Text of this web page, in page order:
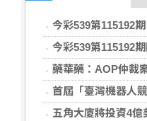
今彩539第115192
今彩539第115192
藥華藥：AOP仲裁案第二階段判斷
首屆「臺灣機器人競賽」
五角大廈將投資4億美元 助